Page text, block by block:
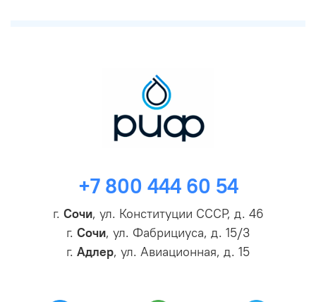
+7 800 444 60 54
г. Сочи, ул. Конституции СССР, д. 46
г. Сочи, ул. Фабрициуса, д. 15/3
г. Адлер, ул. Авиационная, д. 15